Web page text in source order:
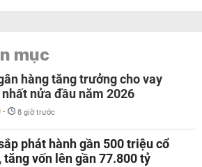
mục
hàng tăng trưởng cho vay
nửa đầu năm 2026
- 8 giờ trước
phát hành gần 500 triệu cổ
tăng vốn lên gần 77.800 tỷ